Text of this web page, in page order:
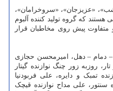
«عزیزجان»، «سروخرامان»،
هستند که گروه تولید کننده آلبوم
متفاوت پیش روی مخاطبان قرار
– دمام – دهل، امیرمحسن حجازی
روزبه زور چنگ نوازنده گیتار
تمبک و دایره، علی فربودنیا
سنتور، علی مداح نوازنده قیچک